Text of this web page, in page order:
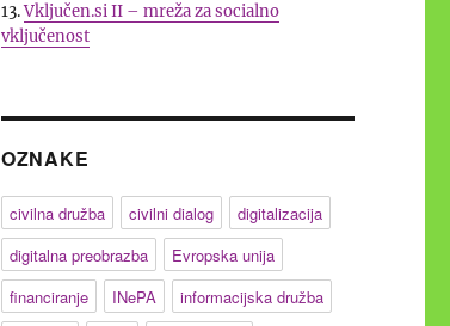
13.Vključen.si II – mreža za socialno
vključenost
OZNAKE
civilna družba civilni dialog
digitalizacija
digitalna preobrazba
Evropska unija
financiranje
INePA
informacijska družba